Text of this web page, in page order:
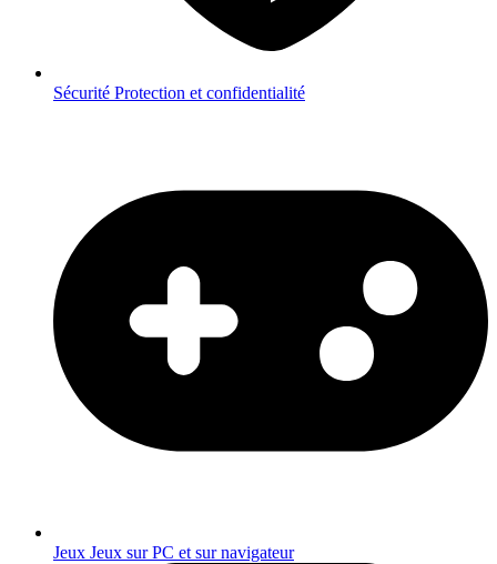
Sécurité Protection et confidentialité
Jeux Jeux sur PC et sur navigateur